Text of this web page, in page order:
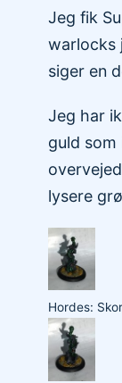
Jeg fik
warlocks
siger en
Jeg har
guld som
lysere
Hordes: